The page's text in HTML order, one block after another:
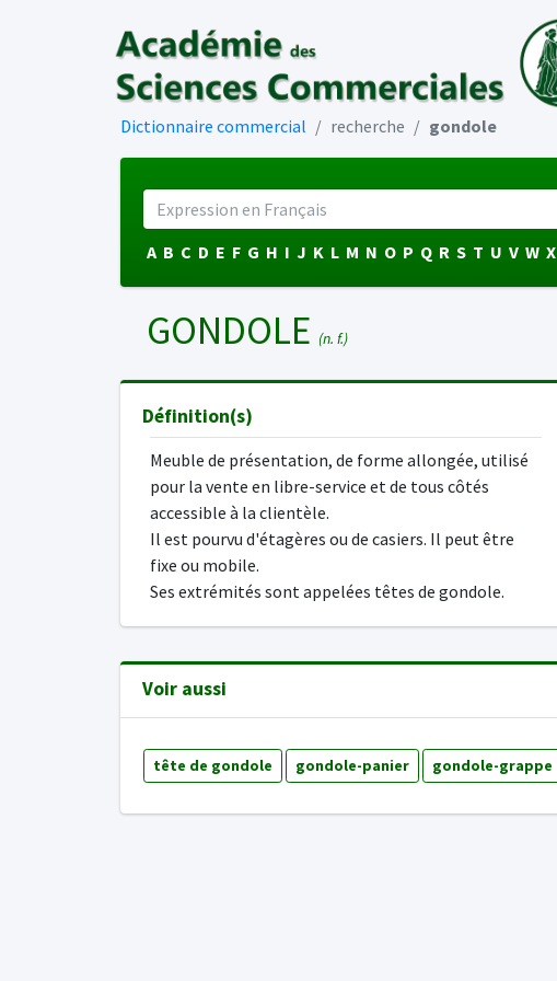
Dictionnaire commercial recherche gondole
A B C D E F G H I J K L M N O P Q R S T U V W X
GONDOLE (n. f.)
Définition(s)
Meuble de présentation, de forme allongée, utilisé
pour la vente en libre-service et de tous côtés
accessible à la clientèle.
Il est pourvu d'étagères ou de casiers. Il peut être
fixe ou mobile.
Ses extrémités sont appelées têtes de gondole.
Voir aussi
tête de gondole gondole-panier gondole-grappe